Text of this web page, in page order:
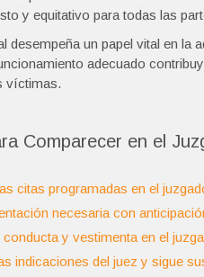
y equitativo para todas las
desempeña un papel vital en la
adecuado
víctimas.
Comparecer en el
citas programadas en el
necesaria con
y vestimenta en el
indicaciones del juez y sigue